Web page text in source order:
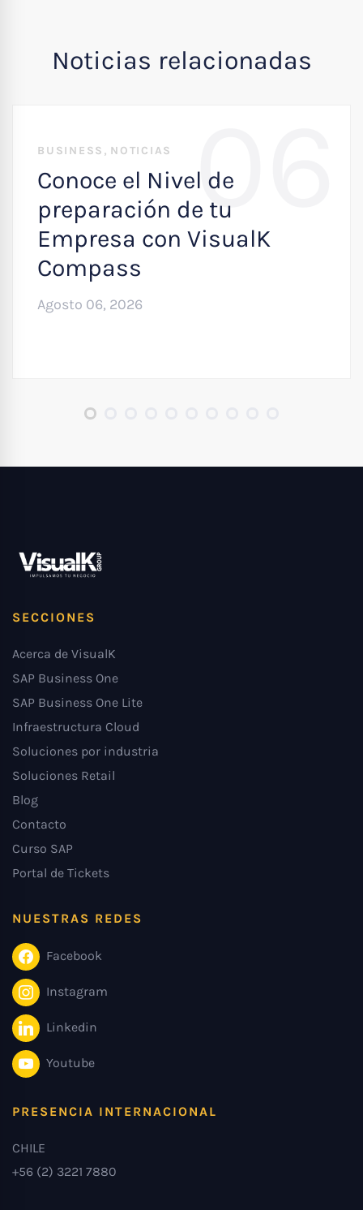
Noticias relacionadas
06
BUSINESS , NOTICIAS
Conoce el Nivel de
preparación de tu
Empresa con VisualK
Compass
Agosto 06, 2026
SECCIONES
Acerca de VisualK
SAP Business One
SAP Business One Lite
Infraestructura Cloud
Soluciones por industria
Soluciones Retail
Blog
Contacto
Curso SAP
Portal de Tickets
NUESTRAS REDES
Facebook
Instagram
Linkedin
Youtube
PRESENCIA INTERNACIONAL
CHILE
+56 (2) 3221 7880